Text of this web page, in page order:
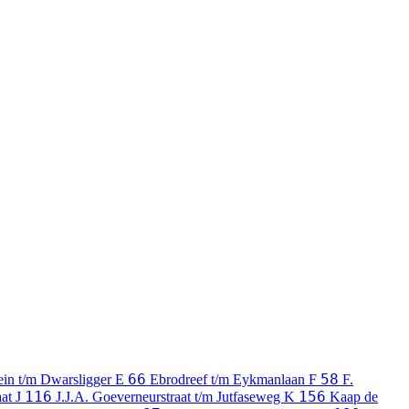
t/m DwarsliggerE 66 Ebrodreef t/m Eykmanlaan F 58 F.
J 116 J.J.A. Goeverneurstraat t/m Jutfaseweg K 156 Kaap de